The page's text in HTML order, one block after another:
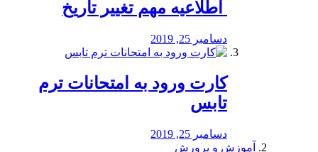
️ اطلاعیه مهم تغییر تاریخ
دسامبر 25, 2019
کارت ورود به امتحانات ترم
تابس
دسامبر 25, 2019
آموزش و پرورش